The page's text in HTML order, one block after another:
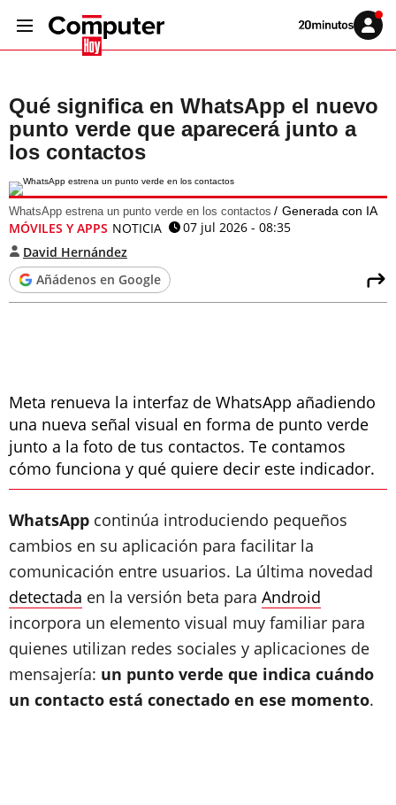
Volver
Iniciar
sesión
Qué significa en WhatsApp el nuevo
punto verde que aparecerá junto a
los contactos
WhatsApp estrena un punto verde en los contactos Generada con IA
MÓVILES Y APPS NOTICIA
07 jul 2026 - 08:35
David Hernández
Añádenos en Google
Meta renueva la interfaz de WhatsApp añadiendo
una nueva señal visual en forma de punto verde
junto a la foto de tus contactos. Te contamos
cómo funciona y qué quiere decir este indicador.
WhatsApp continúa introduciendo pequeños
cambios en su aplicación para facilitar la
comunicación entre usuarios. La última novedad
detectada en la versión beta para Android
incorpora un elemento visual muy familiar para
quienes utilizan redes sociales y aplicaciones de
mensajería: un punto verde que indica cuándo
un contacto está conectado en ese momento.